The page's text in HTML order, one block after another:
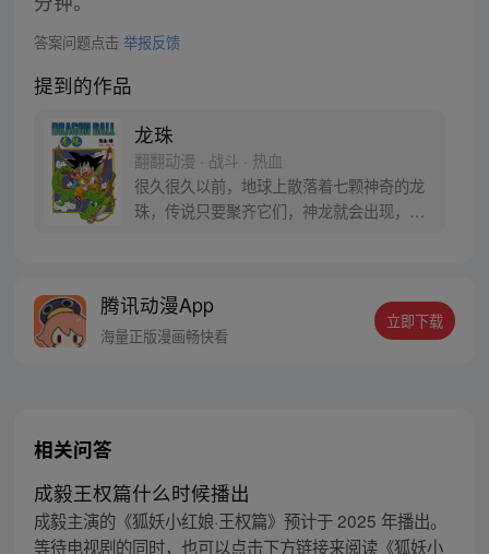
答案问题点击 举报反馈
提到的作品
龙珠
翻翻动漫 · 战斗 · 热血
很久很久以前，地球上散落着七颗神奇的龙
珠，传说只要聚齐它们，神龙就会出现，并
腾讯动漫App
海量正版漫画畅快看
立即下载
相关问答
成毅王权篇什么时候播出
成毅主演的《狐妖小红娘·王权篇》预计于 2025 年播出。
等待电视剧的同时，也可以点击下方链接来阅读《狐妖小